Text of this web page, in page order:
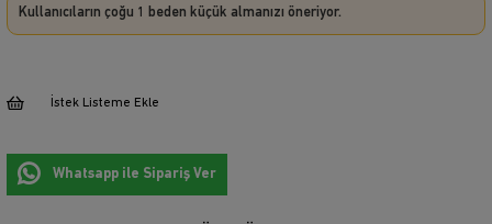
Kullanıcıların çoğu 1 beden küçük almanızı öneriyor.
İstek Listeme Ekle
Whatsapp ile Sipariş Ver